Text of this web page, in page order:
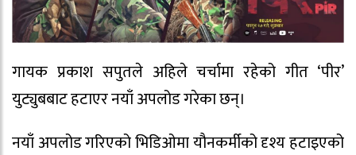
गायक प्रकाश सपुतले अहिले चर्चामा रहेको गीत ‘पीर’
युट्युबबाट हटाएर नयाँ अपलोड गरेका छन्।
नयाँ अपलोड गरिएको भिडिओमा यौनकर्मीको दृश्य हटाइएको